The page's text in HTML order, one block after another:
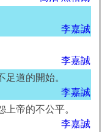
李嘉誠
李嘉誠
道的開始。
李嘉誠
上帝的不公平。
李嘉誠